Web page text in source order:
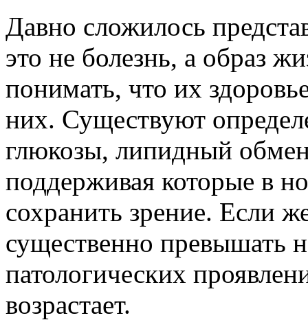
Давно сложилось
это не болезнь, а образ
понимать, что их
них. Существуют
глюкозы, липидный
поддерживая которые в
сохранить зрение. Если
существенно превышать
патологических
возрастает.